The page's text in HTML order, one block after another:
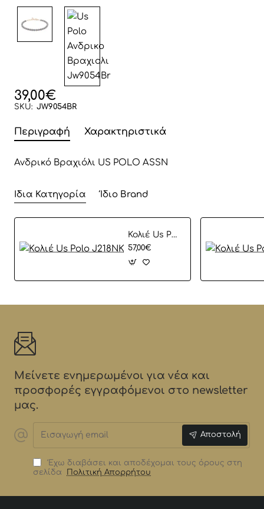
39,00€
SKU: JW9054BR
Περιγραφή Χαρακτηριστικά
Ανδρικό Βραχιόλι US POLO ASSN
Ίδια Κατηγορία Ίδιο Brand
Koλιέ Us Polo J218NK
57,00€
Μείνετε ενημερωμένοι για νέα και
προσφορές εγγραφόμενοι στο newsletter
μας.
email
Αποστολή
Έχω διαβάσει και αποδέχομαι τους όρους στη
σελίδα
Πολιτική Απορρήτου